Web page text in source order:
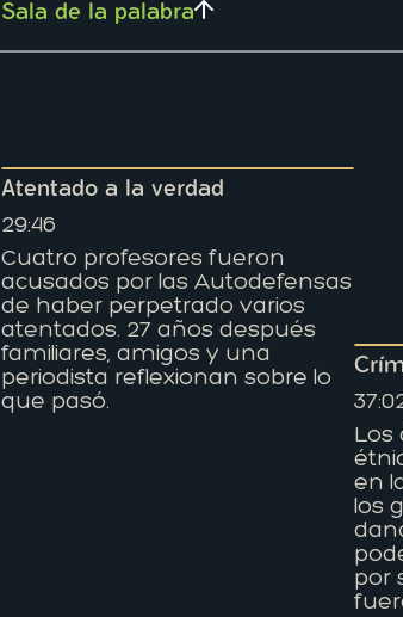
Sala de la palabra
Atentado a la verdad
29:46
Cuatro profesores fueron
acusados por las Autodefensas
de haber perpetrado varios
atentados. 27 años después
familiares, amigos y una
periodista reflexionan sobre lo
que pasó.
Los
en
los
por